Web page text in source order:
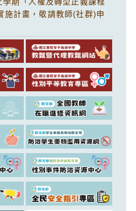
施計畫，敬請教師(社群)申